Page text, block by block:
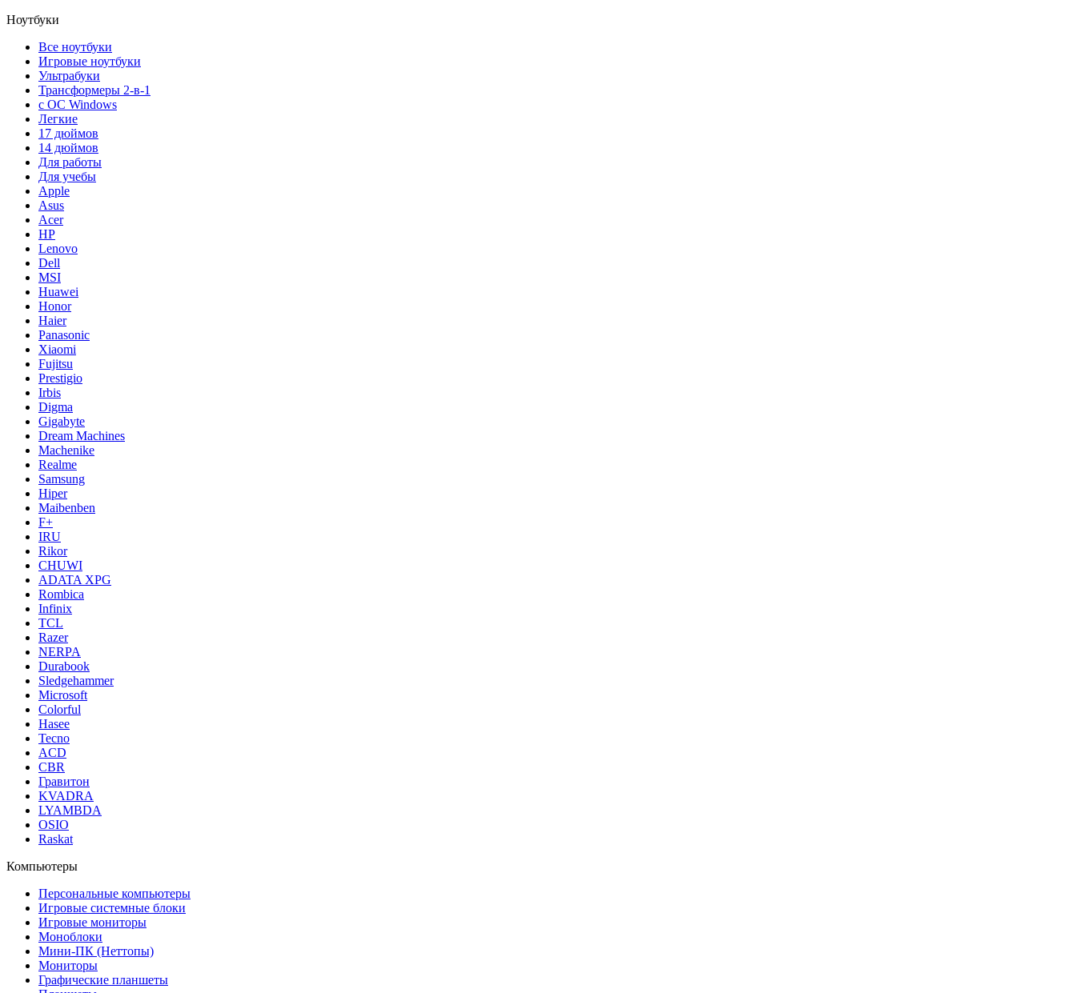
Ноутбуки
Все ноутбуки
Игровые ноутбуки
Ультрабуки
Трансформеры 2-в-1
с ОС Windows
Легкие
17 дюймов
14 дюймов
Для работы
Для учебы
Apple
Asus
Acer
HP
Lenovo
Dell
MSI
Huawei
Honor
Haier
Panasonic
Xiaomi
Fujitsu
Prestigio
Irbis
Digma
Gigabyte
Dream Machines
Machenike
Realme
Samsung
Hiper
Maibenben
F+
IRU
Rikor
CHUWI
ADATA XPG
Rombica
Infinix
TCL
Razer
NERPA
Durabook
Sledgehammer
Microsoft
Colorful
Hasee
Tecno
ACD
CBR
Гравитон
KVADRA
LYAMBDA
OSIO
Raskat
Компьютеры
Персональные компьютеры
Игровые системные блоки
Игровые мониторы
Моноблоки
Мини-ПК (Неттопы)
Мониторы
Графические планшеты